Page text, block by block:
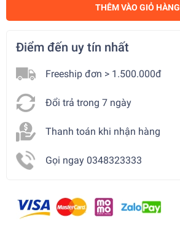
THÊM VÀO GIỎ HÀNG
Điểm đến uy tín nhất
Freeship đơn > 1.500.000đ
Đổi trả trong 7 ngày
Thanh toán khi nhận hàng
Gọi ngay 0348323333